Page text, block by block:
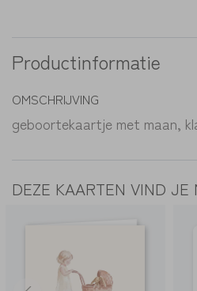
Productinformatie
OMSCHRIJVING
geboortekaartje met maan,
DEZE KAARTEN VIND JE